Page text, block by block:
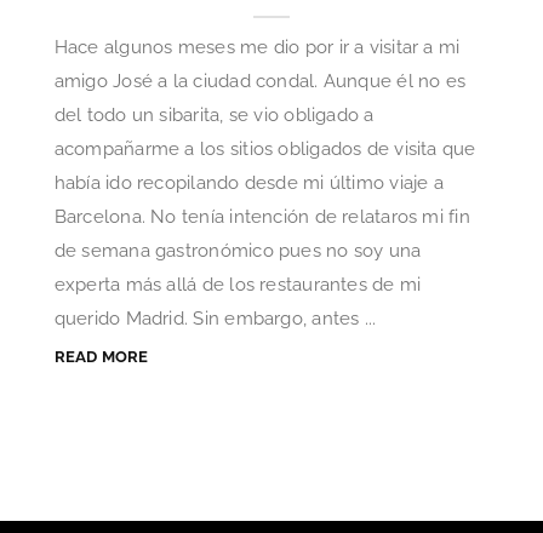
Hace algunos meses me dio por ir a visitar a mi
amigo José a la ciudad condal. Aunque él no es
del todo un sibarita, se vio obligado a
acompañarme a los sitios obligados de visita que
había ido recopilando desde mi último viaje a
Barcelona. No tenía intención de relataros mi fin
de semana gastronómico pues no soy una
experta más allá de los restaurantes de mi
querido Madrid. Sin embargo, antes ...
READ MORE